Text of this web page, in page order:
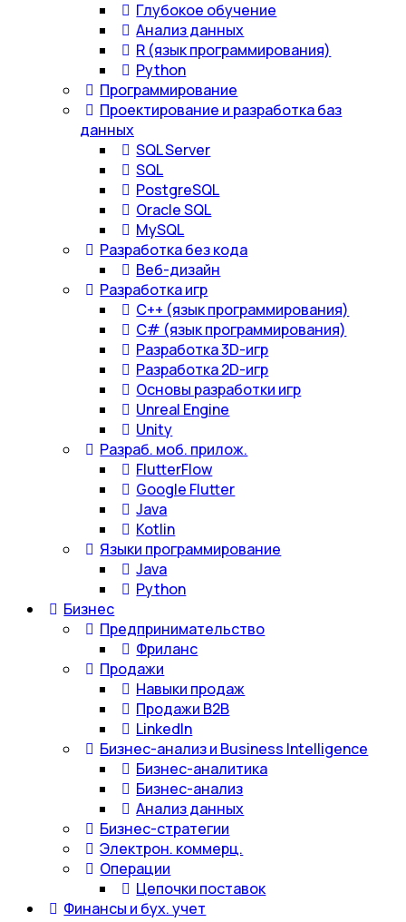
Глубокое обучение
Анализ данных
R (язык программирования)
Python
Программирование
Проектирование и разработка баз
данных
SQL Server
SQL
PostgreSQL
Oracle SQL
MySQL
Разработка без кода
Веб-дизайн
Разработка игр
С++ (язык программирования)
С# (язык программирования)
Разработка 3D-игр
Разработка 2D-игр
Основы разработки игр
Unreal Engine
Unity
Разраб. моб. прилож.
FlutterFlow
Google Flutter
Java
Kotlin
Языки программирование
Java
Python
Бизнес
Предпринимательство
Фриланс
Продажи
Навыки продаж
Продажи B2B
LinkedIn
Бизнес-анализ и Business Intelligence
Бизнес-аналитика
Бизнес-анализ
Анализ данных
Бизнес-стратегии
Электрон. коммерц.
Операции
Цепочки поставок
Финансы и бух. учет